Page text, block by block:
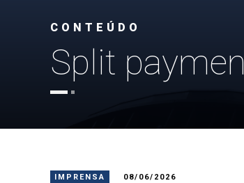
CONTEÚDO
Split
IMPRENSA 08/06/2026